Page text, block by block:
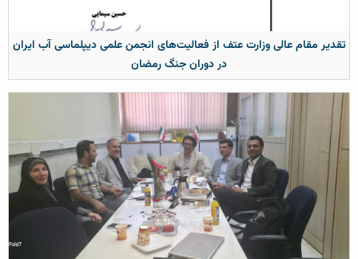
تقدیر مقام عالی وزارت عتف از فعالیت‌های انجمن علمی دیپلماسی آب ایران
در دوران جنگ رمضان